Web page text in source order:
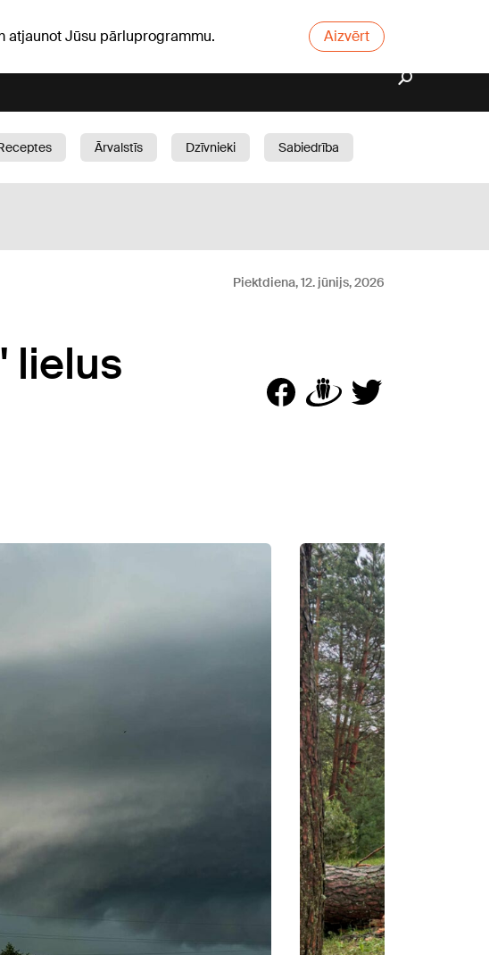
atjaunot Jūsu pārluprogrammu. Aizvērt
Ārvalstīs Dzīvnieki
Sabiedrība
Piektdiena, 12. jūnijs, 2026
lielus